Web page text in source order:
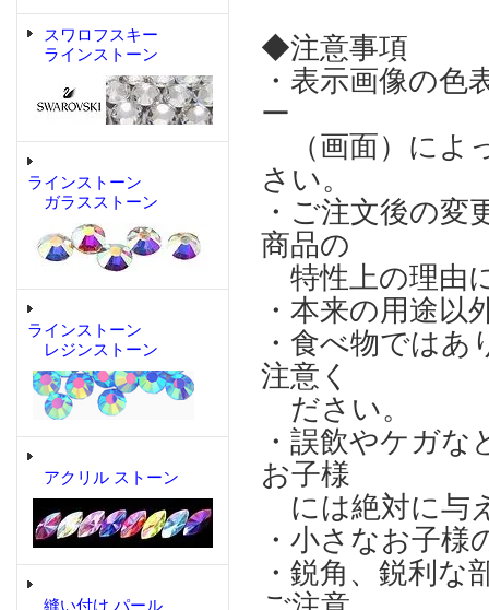
スワロフスキー
ラインストーン
ラインストーン
ガラスストーン
ラインストーン
レジンストーン
アクリル ストーン
縫い付け パール
◆注意事項
・表示画像の
ー
（画面）によ
さい。
・ご注文後の
商品の
特性上の理由
・本来の用途
・食べ物では
注意く
ださい。
・誤飲やケガ
お子様
には絶対に与
・小さなお子
・鋭角、鋭利